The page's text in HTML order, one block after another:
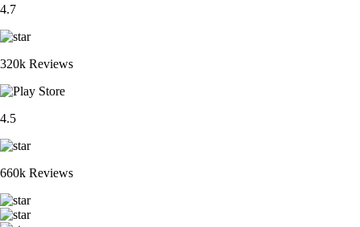
4.7
320k Reviews
4.5
660k Reviews